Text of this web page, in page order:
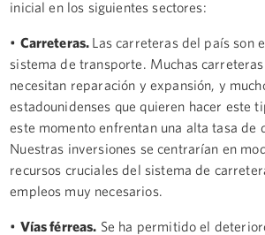
inicial en los siguientes sectores:
• Carreteras. Las carreteras del país son
sistema de transporte. Muchas
necesitan reparación y expansión, y
estadounidenses que quieren hacer este
este momento enfrentan una alta tasa de
Nuestras inversiones se centrarían en
recursos cruciales del sistema de
empleos muy necesarios.
• Vías férreas. Se ha permitido el